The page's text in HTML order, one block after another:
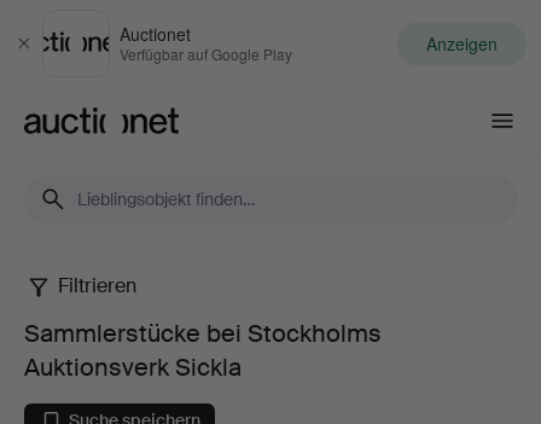
Schließen
Auctionet
Verfügbar auf Google Play Anzeigen
Sammlerstücke
bei
Filtrieren
Sammlerstücke bei Stockholms
Auktionsverk Sickla